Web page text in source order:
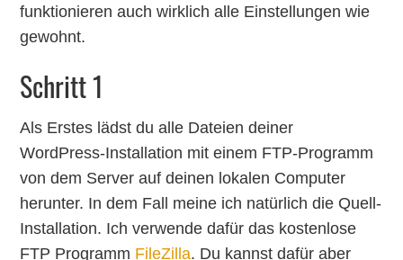
funktionieren auch wirklich alle Einstellungen wie
gewohnt.
Schritt 1
Als Erstes lädst du alle Dateien deiner
WordPress-Installation mit einem FTP-Programm
von dem Server auf deinen lokalen Computer
herunter. In dem Fall meine ich natürlich die Quell-
Installation. Ich verwende dafür das kostenlose
FTP Programm FileZilla. Du kannst dafür aber